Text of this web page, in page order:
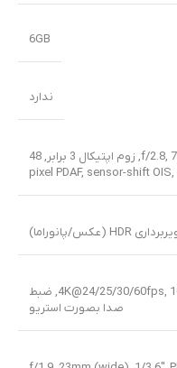
6GB
ندارد
,
48
,
4K@24/25/30/60fps, 1080p@25/30/60/120/240fps, 10-bit HDR, Dolby Vision HDR (up to 60fps), ProRes, Cinematic mode (4K@24/30fps), ضبط
صدا بصورت استریو